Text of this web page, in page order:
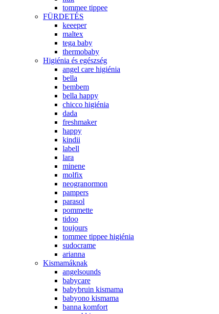
tommee tippee
FÜRDETÉS
keeeper
maltex
tega baby
thermobaby
Higiénia és egészség
angel care higiénia
bella
bembem
bella happy
chicco higiénia
dada
freshmaker
happy
kindii
labell
lara
minene
molfix
neogranormon
pampers
parasol
pommette
tidoo
toujours
tommee tippee higiénia
sudocrame
arianna
Kismamáknak
angelsounds
babycare
babybruin kismama
babyono kismama
banna komfort